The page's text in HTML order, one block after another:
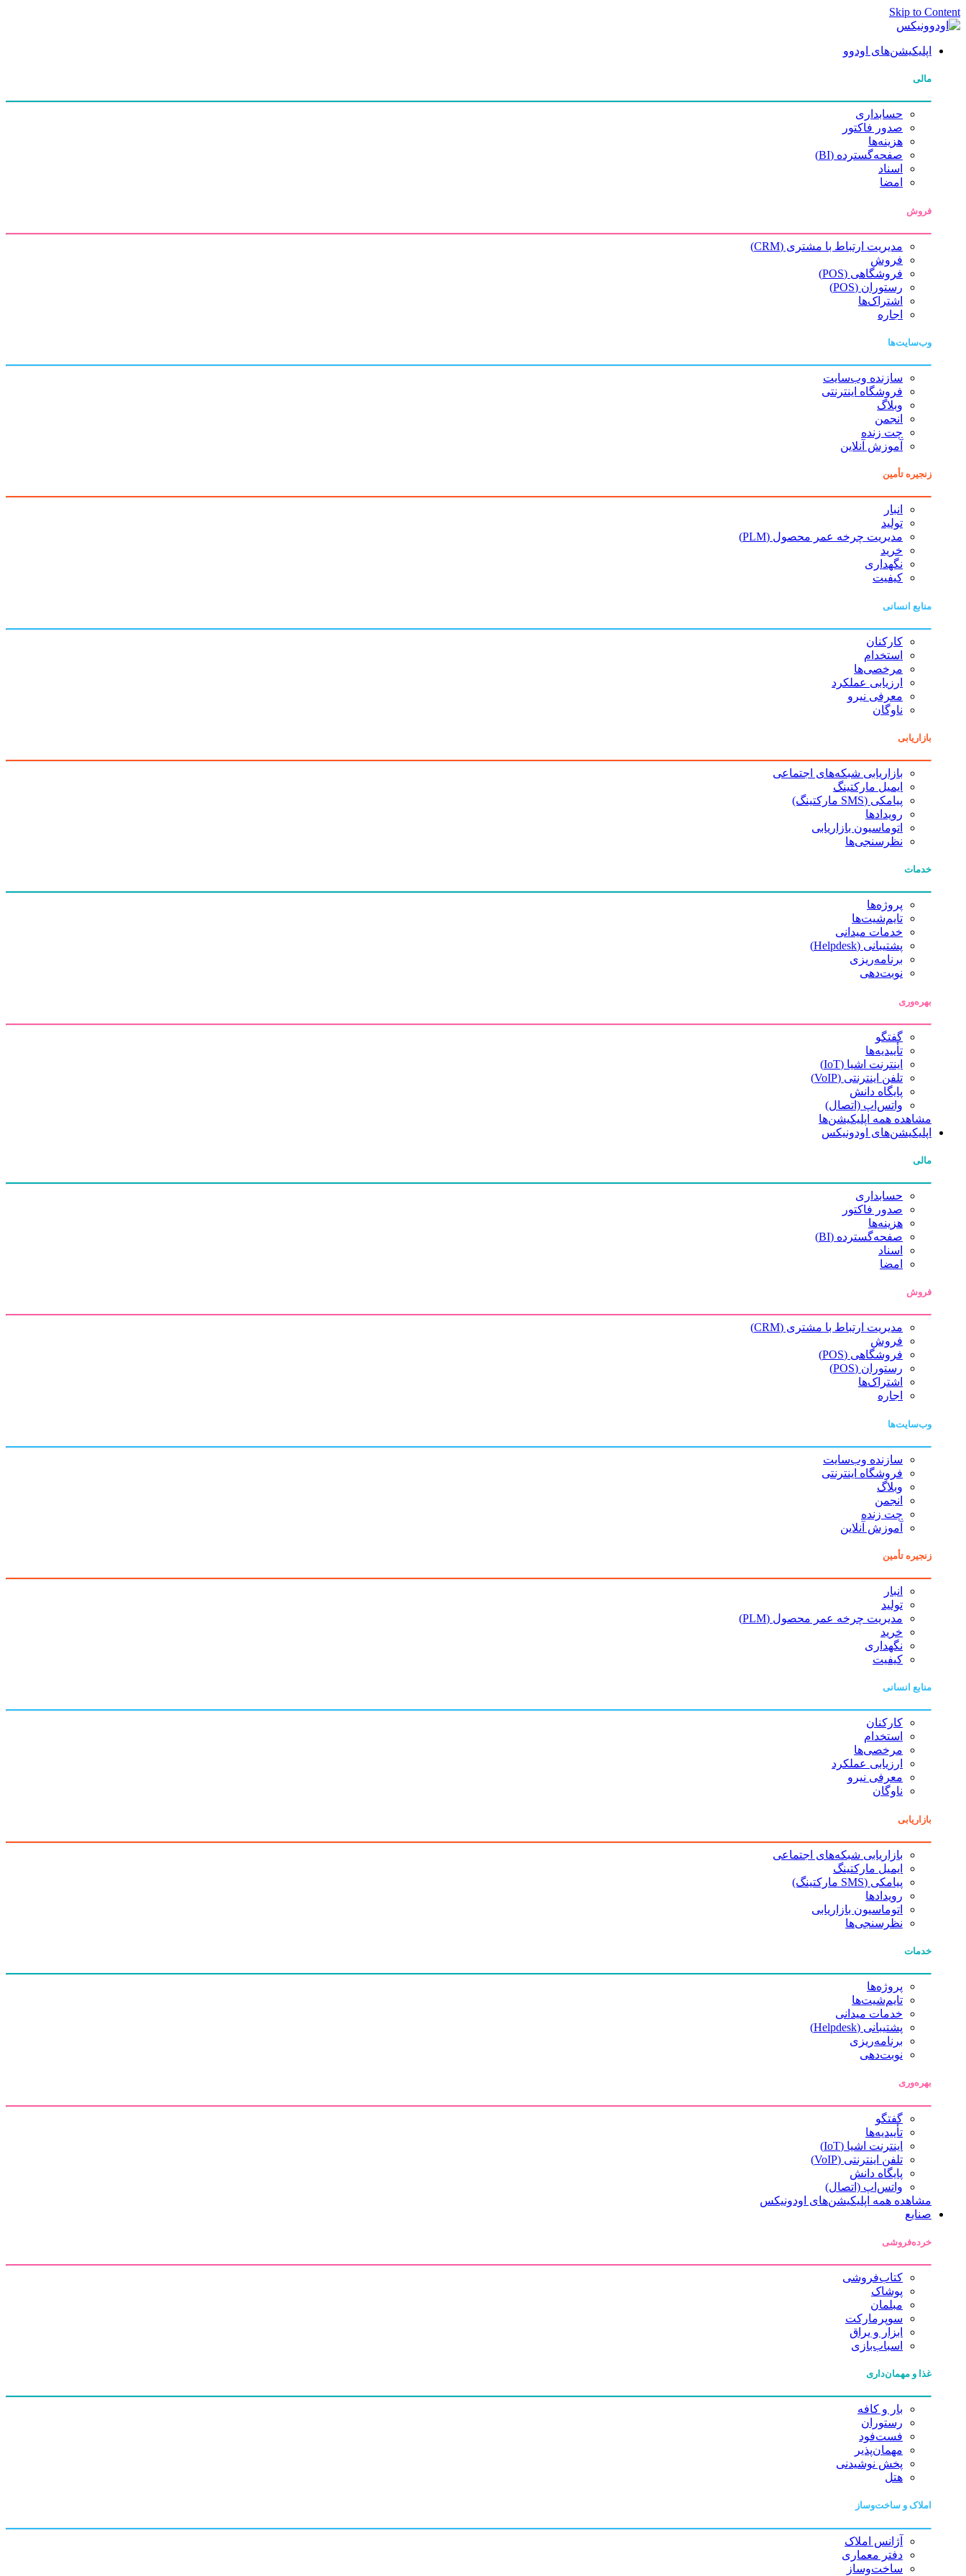
Skip to Content
اپلیکیشن‌های اودوو
مالی
حسابداری
صدور فاکتور
هزینه‌ها
صفحه‌گسترده (BI)
اسناد
امضا
فروش
مدیریت ارتباط با مشتری (CRM)
فروش
فروشگاهی (POS)
رستوران (POS)
اشتراک‌ها
اجاره
وب‌سایت‌ها
سازنده وب‌سایت
فروشگاه اینترنتی
وبلاگ
انجمن
چت زنده
آموزش آنلاین
زنجیره تأمین
انبار
تولید
مدیریت چرخه عمر محصول (PLM)
خرید
نگهداری
کیفیت
منابع انسانی
کارکنان
استخدام
مرخصی‌ها
ارزیابی عملکرد
معرفی نیرو
ناوگان
بازاریابی
بازاریابی شبکه‌های اجتماعی
ایمیل مارکتینگ
پیامکی (SMS مارکتینگ)
رویدادها
اتوماسیون بازاریابی
نظرسنجی‌ها
خدمات
پروژه‌ها
تایم‌شیت‌ها
خدمات میدانی
پشتیبانی (Helpdesk)
برنامه‌ریزی
نوبت‌دهی
بهره‌وری
گفتگو
تأییدیه‌ها
اینترنت اشیا (IoT)
تلفن اینترنتی (VoIP)
پایگاه دانش
واتس‌اپ (اتصال)
مشاهده همه اپلیکیشن‌ها
اپلیکیشن‌های اودونیکس
مالی
حسابداری
صدور فاکتور
هزینه‌ها
صفحه‌گسترده (BI)
اسناد
امضا
فروش
مدیریت ارتباط با مشتری (CRM)
فروش
فروشگاهی (POS)
رستوران (POS)
اشتراک‌ها
اجاره
وب‌سایت‌ها
سازنده وب‌سایت
فروشگاه اینترنتی
وبلاگ
انجمن
چت زنده
آموزش آنلاین
زنجیره تأمین
انبار
تولید
مدیریت چرخه عمر محصول (PLM)
خرید
نگهداری
کیفیت
منابع انسانی
کارکنان
استخدام
مرخصی‌ها
ارزیابی عملکرد
معرفی نیرو
ناوگان
بازاریابی
بازاریابی شبکه‌های اجتماعی
ایمیل مارکتینگ
پیامکی (SMS مارکتینگ)
رویدادها
اتوماسیون بازاریابی
نظرسنجی‌ها
خدمات
پروژه‌ها
تایم‌شیت‌ها
خدمات میدانی
پشتیبانی (Helpdesk)
برنامه‌ریزی
نوبت‌دهی
بهره‌وری
گفتگو
تأییدیه‌ها
اینترنت اشیا (IoT)
تلفن اینترنتی (VoIP)
پایگاه دانش
واتس‌اپ (اتصال)
مشاهده همه اپلیکیشن‌های اودونیکس
صنایع
خرده‌فروشی
کتاب‌فروشی
پوشاک
مبلمان
سوپرمارکت
ابزار و یراق
اسباب‌بازی
غذا و مهمان‌داری
بار و کافه
رستوران
فست‌فود
مهمان‌پذیر
پخش نوشیدنی
هتل
املاک و ساخت‌وساز
آژانس املاک
دفتر معماری
ساخت‌وساز